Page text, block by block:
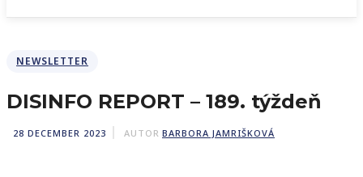
NEWSLETTER
DISINFO REPORT – 189. týždeň
28 DECEMBER 2023 AUTOR BARBORA JAMRIŠKOVÁ